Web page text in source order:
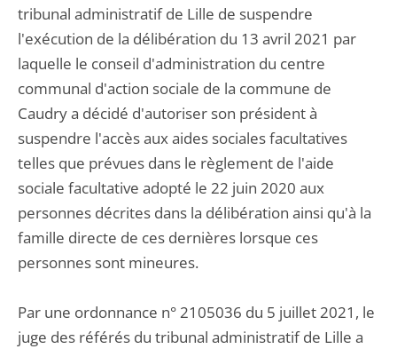
tribunal administratif de Lille de suspendre
l'exécution de la délibération du 13 avril 2021 par
laquelle le conseil d'administration du centre
communal d'action sociale de la commune de
Caudry a décidé d'autoriser son président à
suspendre l'accès aux aides sociales facultatives
telles que prévues dans le règlement de l'aide
sociale facultative adopté le 22 juin 2020 aux
personnes décrites dans la délibération ainsi qu'à la
famille directe de ces dernières lorsque ces
personnes sont mineures.
Par une ordonnance n° 2105036 du 5 juillet 2021, le
juge des référés du tribunal administratif de Lille a